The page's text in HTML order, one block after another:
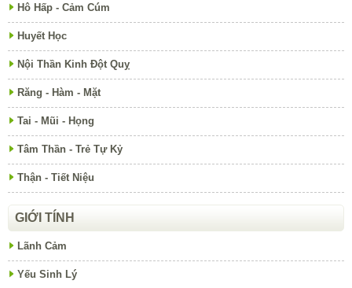
Hô Hấp - Cảm Cúm
Huyết Học
Nội Thần Kinh Đột Quỵ
Răng - Hàm - Mặt
Tai - Mũi - Họng
Tâm Thần - Trẻ Tự Kỷ
Thận - Tiết Niệu
GIỚI TÍNH
Lãnh Cảm
Yếu Sinh Lý